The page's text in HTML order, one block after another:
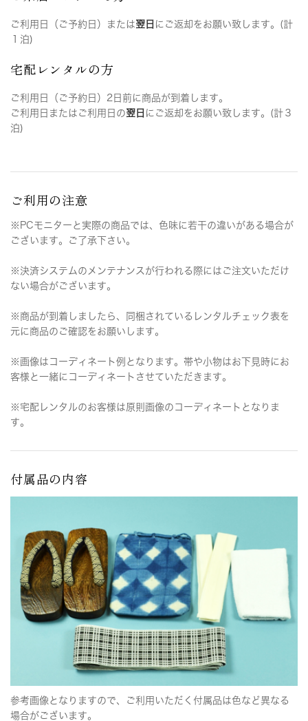
ご利用日（ご予約日）または翌日 にご返却をお願い致します。(計
１泊)
宅配レンタルの方
ご利用日（ご予約日）2日前に商品が到着します。
ご利用日またはご利用日の翌日 にご返却をお願い致します。(計３
泊)
ご利用の注意
※PCモニターと実際の商品では、色味に若干の違いがある場合が
ございます。ご了承下さい。
※決済システムのメンテナンスが行われる際にはご注文いただけ
ない場合がございます。
※商品が到着しましたら、同梱されているレンタルチェック表を
元に商品のご確認をお願いします。
※画像はコーディネート例となります。帯や小物はお下見時にお
客様と一緒にコーディネートさせていただきます。
※宅配レンタルのお客様は原則画像のコーディネートとなりま
す。
付属品の内容
参考画像となりますので、ご利用いただく付属品は色など異なる
場合がございます。